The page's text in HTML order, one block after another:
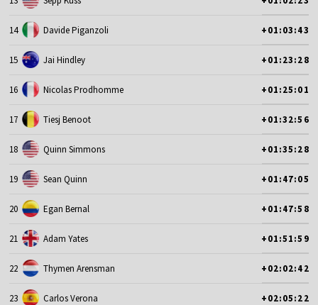
14 Davide Piganzoli +01:03:43
15 Jai Hindley +01:23:28
16 Nicolas Prodhomme +01:25:01
17 Tiesj Benoot +01:32:56
18 Quinn Simmons +01:35:28
19 Sean Quinn +01:47:05
20 Egan Bernal +01:47:58
21 Adam Yates +01:51:59
22 Thymen Arensman +02:02:42
23 Carlos Verona +02:05:22